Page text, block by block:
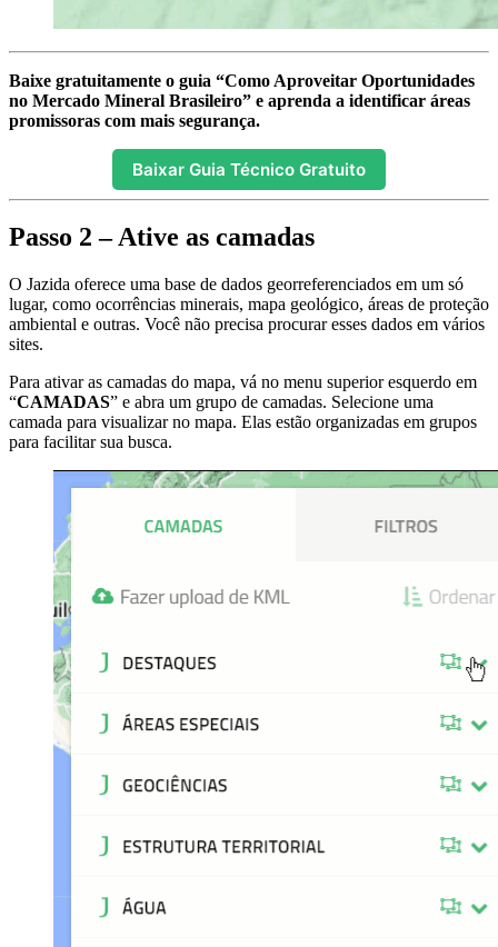
Baixe gratuitamente o guia “Como Aproveitar Oportunidades
no Mercado Mineral Brasileiro” e aprenda a identificar áreas
promissoras com mais segurança.
Baixar Guia Técnico Gratuito
Passo 2 – Ative as camadas
O Jazida oferece uma base de dados georreferenciados em um só
lugar, como ocorrências minerais, mapa geológico, áreas de proteção
ambiental e outras. Você não precisa procurar esses dados em vários
sites.
Para ativar as camadas do mapa, vá no menu superior esquerdo em
“CAMADAS” e abra um grupo de camadas. Selecione uma
camada para visualizar no mapa. Elas estão organizadas em grupos
para facilitar sua busca.